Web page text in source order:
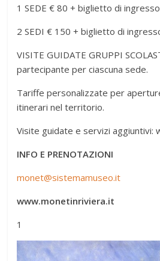
1 SEDE € 80 + biglietto di ingresso
2 SEDI € 150 + biglietto di
VISITE GUIDATE GRUPPI
partecipante per ciascuna sede.
Tariffe personalizzate per
itinerari nel territorio.
Visite guidate e servizi aggiuntivi:
INFO E PRENOTAZIONI
monet@sistemamuseo.it
www.monetinriviera.it
1